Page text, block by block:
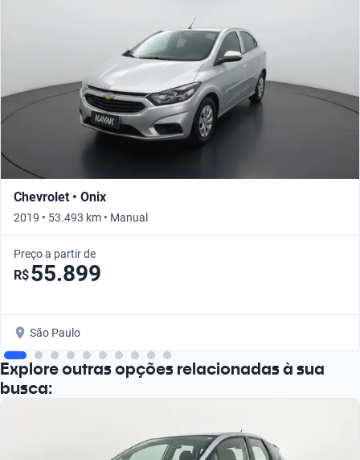
Chevrolet • Onix
2019 • 53.493 km • Manual
Preço a partir de
R$55.899
São Paulo
Explore outras opções relacionadas à sua
busca: